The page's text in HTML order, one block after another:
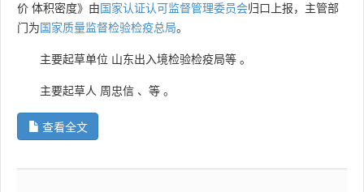
价 体积密度》由国家认证认可监督管理委员会归口上报，主管部
门为国家质量监督检验检疫总局。
主要起草单位 山东出入境检验检疫局等 。
主要起草人 周忠信 、 等 。
查看全文